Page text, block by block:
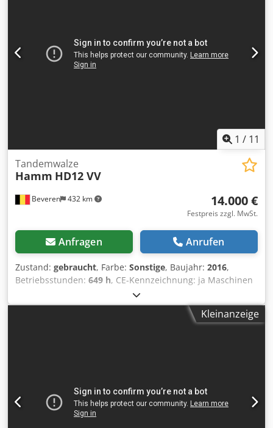
unterstützen Sie gerne auf Niederländisch, Englisch,
Französisch, Deutsch, Spanisch und Russisch. Entdecken
Sie unser breites Sortiment an zuverlässigen Maschinen.
1 / 11
Beveren 432 km
Tandemwalze
Hamm HD12 VV
14.000 €
Festpreis zzgl. MwSt.
Anfragen Anrufen
Zustand: gebraucht, Farbe: Sonstige, Baujahr: 2016,
Betriebsstunden: 649 h, CE-Kennzeichnung: ja Maschinen
zum Verkauf! Stöbern Sie auf unserer Website und
entdecken Sie eine Vielzahl von Maschinen zum sofortigen
Kauf. Wir verfügen über weitere Optionen, die online nicht
Sie auf Niederländisch, Englisch, Französisch, Deutsch,
Spanisch und Russisch. Entdecken Sie unser
umfangreiches Angebot an zuverlässigen Maschinen.
Kleinanzeige